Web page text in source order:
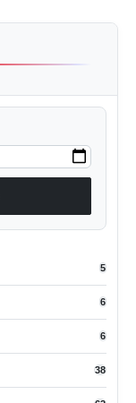
5
6
6
38